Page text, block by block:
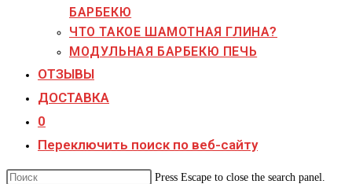
БАРБЕКЮ
ЧТО ТАКОЕ ШАМОТНАЯ ГЛИНА?
МОДУЛЬНАЯ БАРБЕКЮ ПЕЧЬ
ОТЗЫВЫ
ДОСТАВКА
0
Переключить поиск по веб-сайту
Press Escape to close the search panel.